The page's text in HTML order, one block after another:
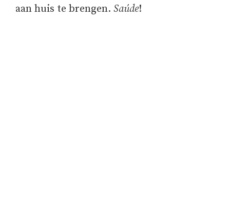
aan huis te brengen. Saúde!